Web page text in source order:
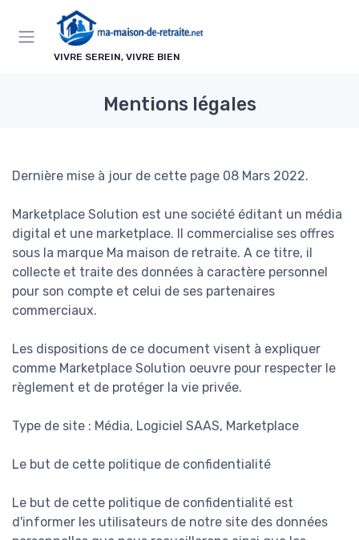
VIVRE SEREIN, VIVRE BIEN
Mentions légales
Dernière mise à jour de cette page 08 Mars 2022.
Marketplace Solution est une société éditant un média
digital et une marketplace. Il commercialise ses offres
sous la marque Ma maison de retraite. A ce titre, il
collecte et traite des données à caractère personnel
pour son compte et celui de ses partenaires
commerciaux.
Les dispositions de ce document visent à expliquer
comme Marketplace Solution oeuvre pour respecter le
règlement et de protéger la vie privée.
Type de site : Média, Logiciel SAAS, Marketplace
Le but de cette politique de confidentialité
Le but de cette politique de confidentialité est
d'informer les utilisateurs de notre site des données
Panneau de gestion des cookies